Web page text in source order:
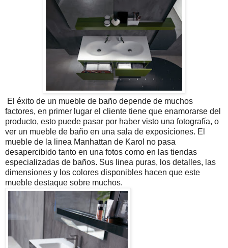
El éxito de un mueble de baño depende de muchos
factores, en primer lugar el cliente tiene que enamorarse del
producto, esto puede pasar por haber visto una fotografía, o
ver un mueble de baño en una sala de exposiciones. El
mueble de la linea Manhattan de Karol no pasa
desapercibido tanto en una fotos como en las tiendas
especializadas de baños. Sus linea puras, los detalles, las
dimensiones y los colores disponibles hacen que este
mueble destaque sobre muchos.